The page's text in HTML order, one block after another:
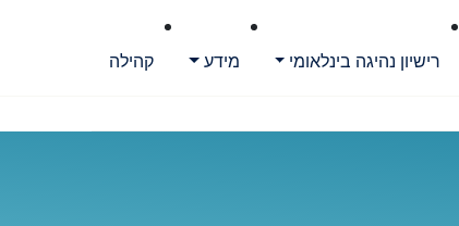
רישיון נהיגה בינלאומי מידע
קהילה